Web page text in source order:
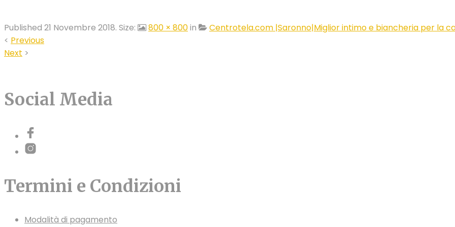
Published 21 Novembre 2018. Size: 800 × 800in
Centrotela.com |Saronno|Miglior intimo e biancheria per la
< Previous
Next >
Social Media
Termini e Condizioni
Modalità di pagamento